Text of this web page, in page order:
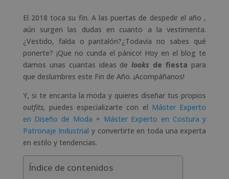
El 2018 toca su fin. A las puertas de despedir el año ,
aún surgen las dudas en cuanto a la vestimenta.
¿Vestido, falda o pantalón?¿Todavía no sabes qué
ponerte? ¡Que no cunda el pánico! Hoy en el blog te
damos unas cuantas ideas de looks de fiesta para
que deslumbres este Fin de Año. ¡Acompáñanos!
Y, si te encanta la moda y quieres diseñar tus propios
outfits, puedes especializarte con el Máster Experto
en Diseño de Moda + Máster Experto en Costura y
Patronaje Industrialy convertirte en toda una experta
en estilo y tendencias.
Índice de contenidos